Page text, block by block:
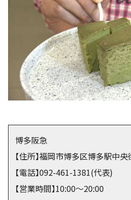
博多阪急
【住所】福岡市博多区博多駅中
【電話】092-461-1381(代表)
【営業時間】10:00～20:00